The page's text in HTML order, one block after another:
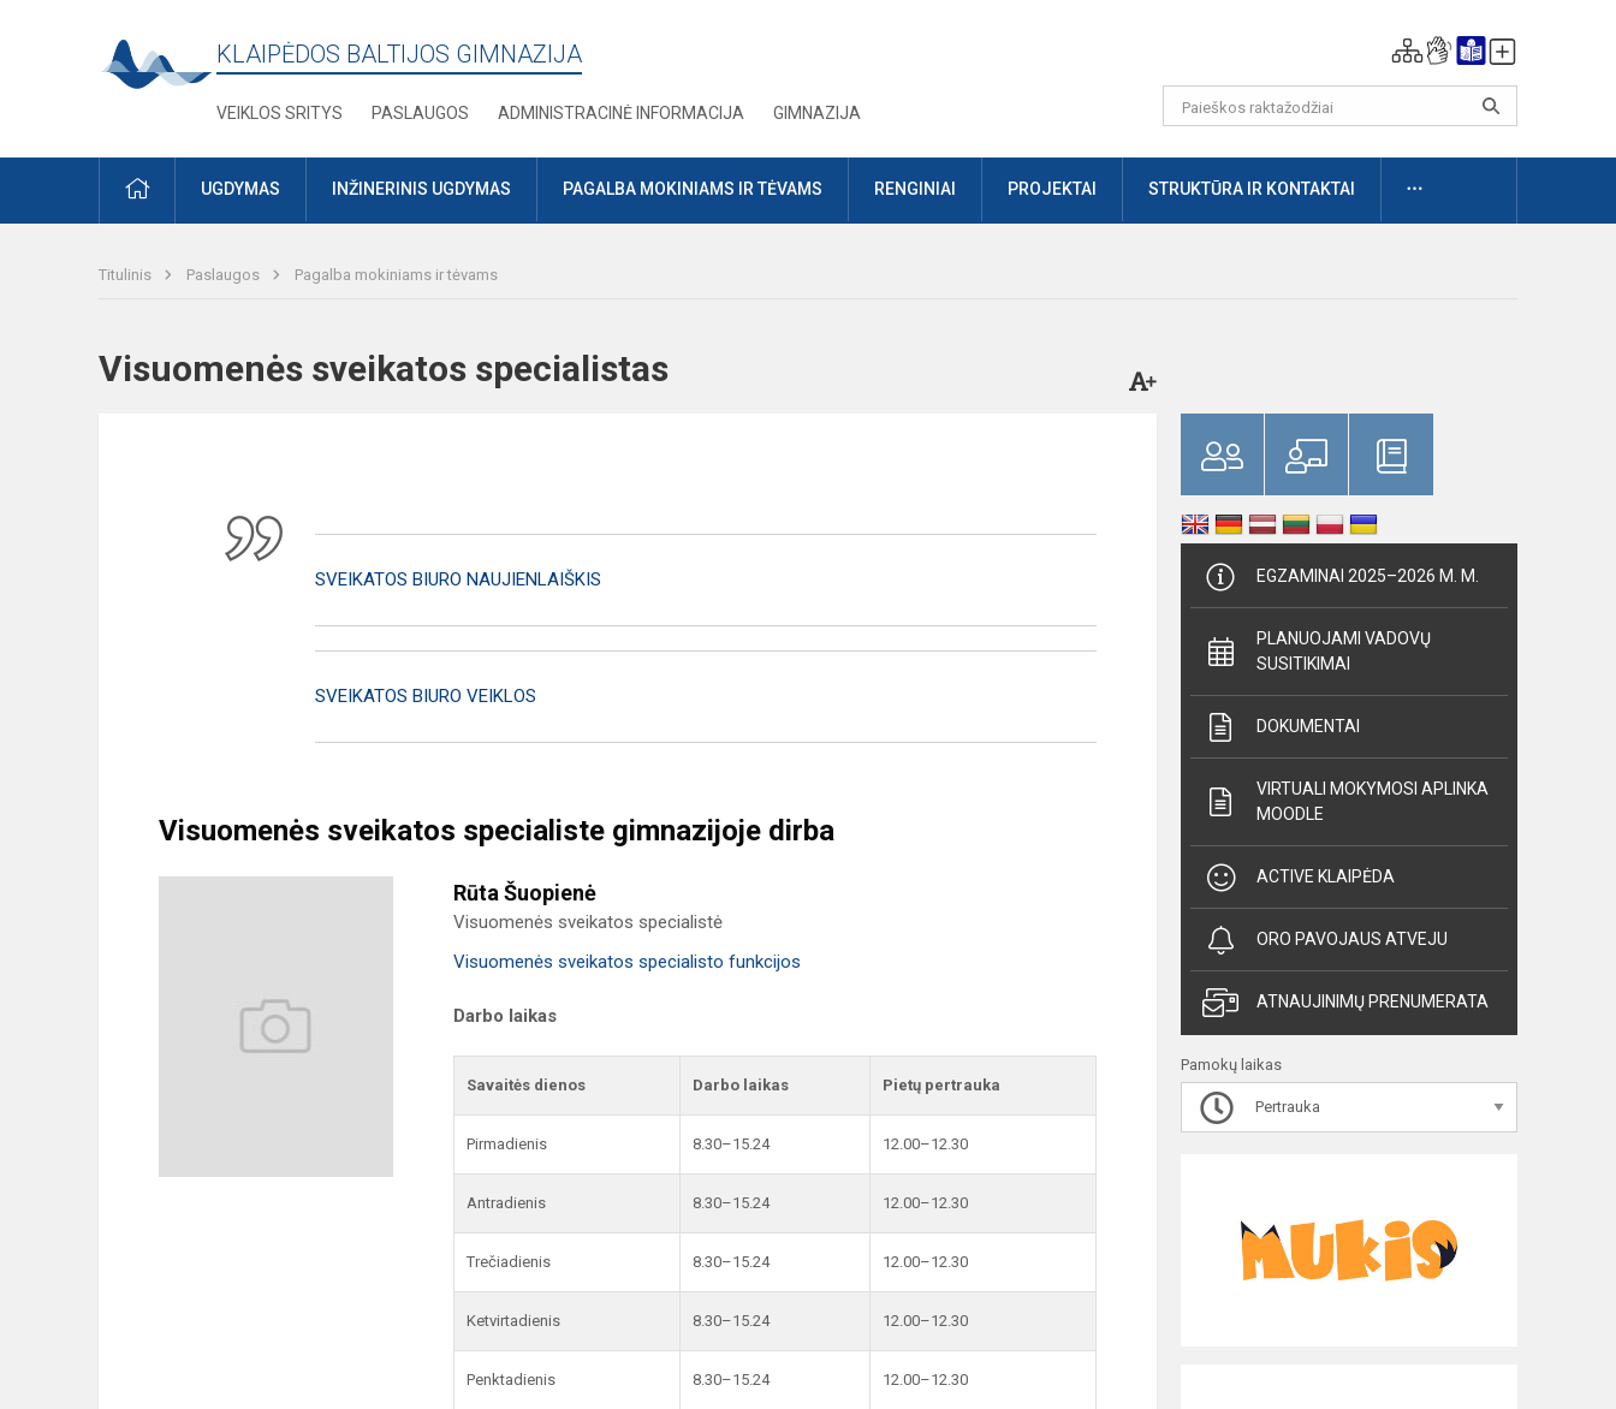
KLAIPĖDOS BALTIJOS GIMNAZIJA
VEIKLOS SRITYS PASLAUGOS ADMINISTRACINĖ INFORMACIJA GIMNAZIJA
PRADŽIAUGDYMAS INŽINERINIS UGDYMAS PAGALBA MOKINIAMS IR TĖVAMS RENGINIAI PROJEKTAI STRUKTŪRA IR KONTAKTAI DAUGIAU
Titulinis Paslaugos Pagalba mokiniams ir tėvams
Visuomenės sveikatos specialistas
SVEIKATOS BIURO NAUJIENLAIŠKIS
SVEIKATOS BIURO VEIKLOS
Visuomenės sveikatos specialiste gimnazijoje dirba
Rūta Šuopienė
Visuomenės sveikatos specialistė
Visuomenės sveikatos specialisto funkcijos
Darbo laikas
Savaitės dienos Darbo laikas Pietų pertrauka
Pirmadienis 8.30–15.24 12.00–12.30
Antradienis 8.30–15.24 12.00–12.30
Trečiadienis 8.30–15.24 12.00–12.30
Ketvirtadienis 8.30–15.24 12.00–12.30
Penktadienis 8.30–15.24 12.00–12.30
EGZAMINAI 2025–2026 M. M.
PLANUOJAMI VADOVŲ
SUSITIKIMAI
DOKUMENTAI
VIRTUALI MOKYMOSI APLINKA
MOODLE
ACTIVE KLAIPĖDA
ORO PAVOJAUS ATVEJU
ATNAUJINIMŲ PRENUMERATA
Pamokų laikas
Pertrauka